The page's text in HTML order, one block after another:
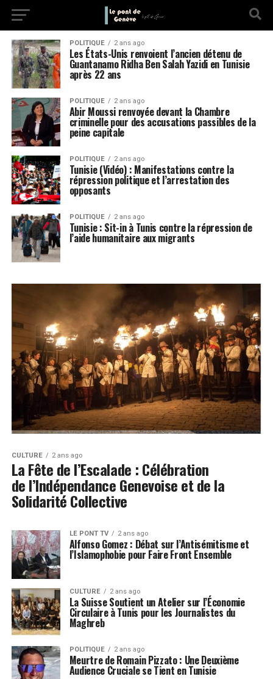
POLITIQUE 2 ans ago
Les États-Unis renvoient l’ancien détenu de
Guantanamo Ridha Ben Salah Yazidi en Tunisie
après 22 ans
POLITIQUE 2 ans ago
Abir Moussi renvoyée devant la Chambre
criminelle pour des accusations passibles de la
peine capitale
POLITIQUE 2 ans ago
Tunisie (Vidéo) : Manifestations contre la
répression politique et l’arrestation des
opposants
POLITIQUE 2 ans ago
Tunisie : Sit-in à Tunis contre la répression de
l’aide humanitaire aux migrants
CULTURE 2 ans ago
La Fête de l’Escalade : Célébration
de l’Indépendance Genevoise et de la
Solidarité Collective
LE PONT TV 2 ans ago
Alfonso Gomez : Débat sur l’Antisémitisme et
l’Islamophobie pour Faire Front Ensemble
CULTURE 2 ans ago
La Suisse Soutient un Atelier sur l’Économie
Circulaire à Tunis pour les Journalistes du
Maghreb
POLITIQUE 2 ans ago
Meurtre de Romain Pizzato : Une Deuxième
Audience Cruciale se Tient en Tunisie